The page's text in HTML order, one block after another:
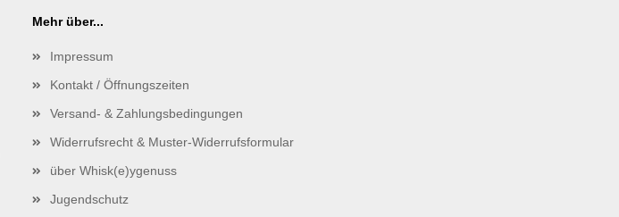
Mehr über...
Impressum
Kontakt / Öffnungszeiten
Versand- & Zahlungsbedingungen
Widerrufsrecht & Muster-Widerrufsformular
über Whisk(e)ygenuss
Jugendschutz